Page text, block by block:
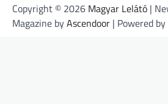
Copyright © 2026 Magyar Lelátó |
Magazine byAscendoor | Powered by